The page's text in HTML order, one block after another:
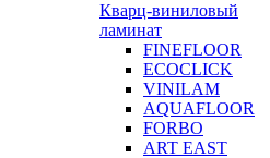
Кварц-виниловый
ламинат
FINEFLOOR
ECOCLICK
VINILAM
AQUAFLOOR
FORBO
ART EAST